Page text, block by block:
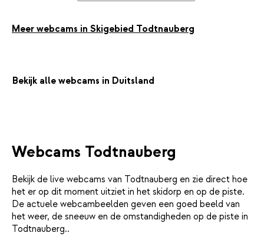
Meer webcams in Skigebied Todtnauberg
Bekijk alle webcams in Duitsland
Webcams Todtnauberg
Bekijk de live webcams van Todtnauberg en zie direct hoe
het er op dit moment uitziet in het skidorp en op de piste.
De actuele webcambeelden geven een goed beeld van
het weer, de sneeuw en de omstandigheden op de piste in
Todtnauberg..